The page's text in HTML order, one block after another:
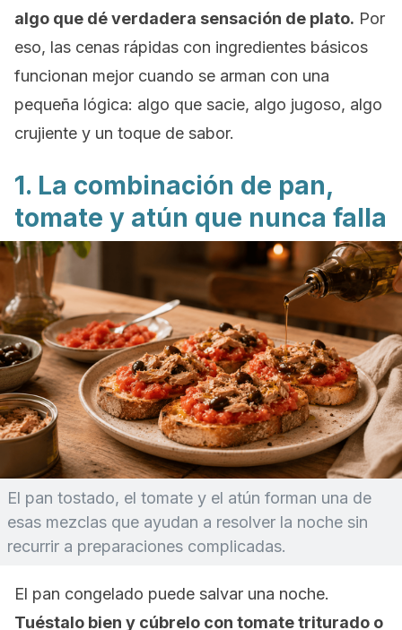
algo que dé verdadera sensación de plato. Por
eso, las cenas rápidas con ingredientes básicos
funcionan mejor cuando se arman con una
pequeña lógica: algo que sacie, algo jugoso, algo
crujiente y un toque de sabor.
1. La combinación de pan,
tomate y atún que nunca falla
El pan tostado, el tomate y el atún forman una de
esas mezclas que ayudan a resolver la noche sin
recurrir a preparaciones complicadas.
El pan congelado puede salvar una noche.
Tuéstalo bien y cúbrelo con tomate triturado o